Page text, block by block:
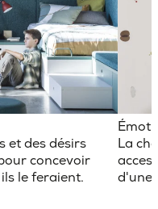
et des désirs
concevoir
le feraient.
La
d'une